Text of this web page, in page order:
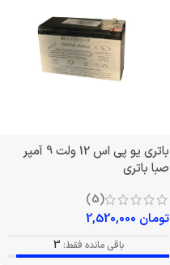
باتری یو پی اس 12 ولت 9 آمپر
صبا باتری
(5)
تومان
باقی مانده فقط: 3